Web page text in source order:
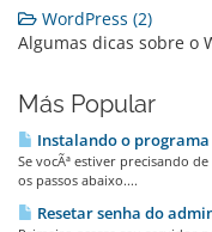
WordPress (2)
Algumas dicas sobre o
Más Popular
Instalando o programa
Se vocÃª estiver precisando
os passos abaixo....
Resetar senha do